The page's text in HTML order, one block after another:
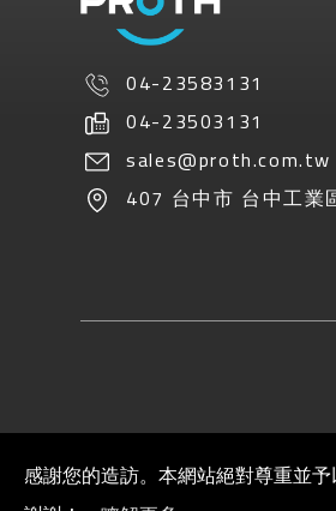
04-23583131
04-23503131
sales@proth.com.tw
407 台中市 台中工業
感謝您的造訪。本網站絕對尊重並